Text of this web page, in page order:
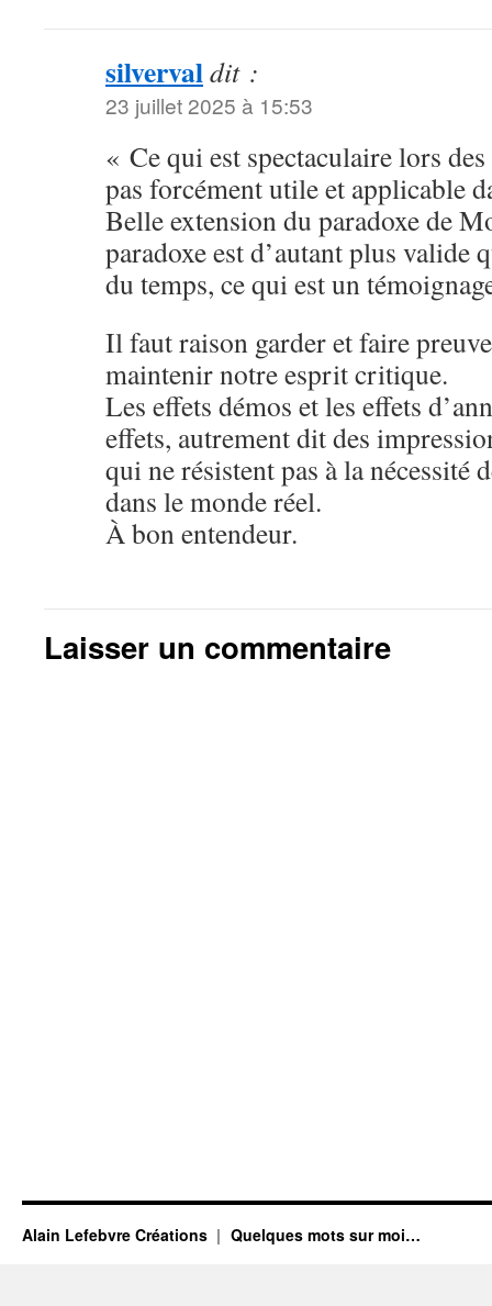
silvervaldit :
23 juillet 2025 à 15:53
« Ce qui est spectaculaire lors
pas forcément utile et applicable
Belle extension du paradoxe de
paradoxe est d’autant plus valide
du temps, ce qui est un
Il faut raison garder et faire
maintenir notre esprit critique.
Les effets démos et les effets
effets, autrement dit des
qui ne résistent pas à la
dans le monde réel.
À bon entendeur.
Laisser un commentaire
Alain Lefebvre Créations Quelques mots sur moi…